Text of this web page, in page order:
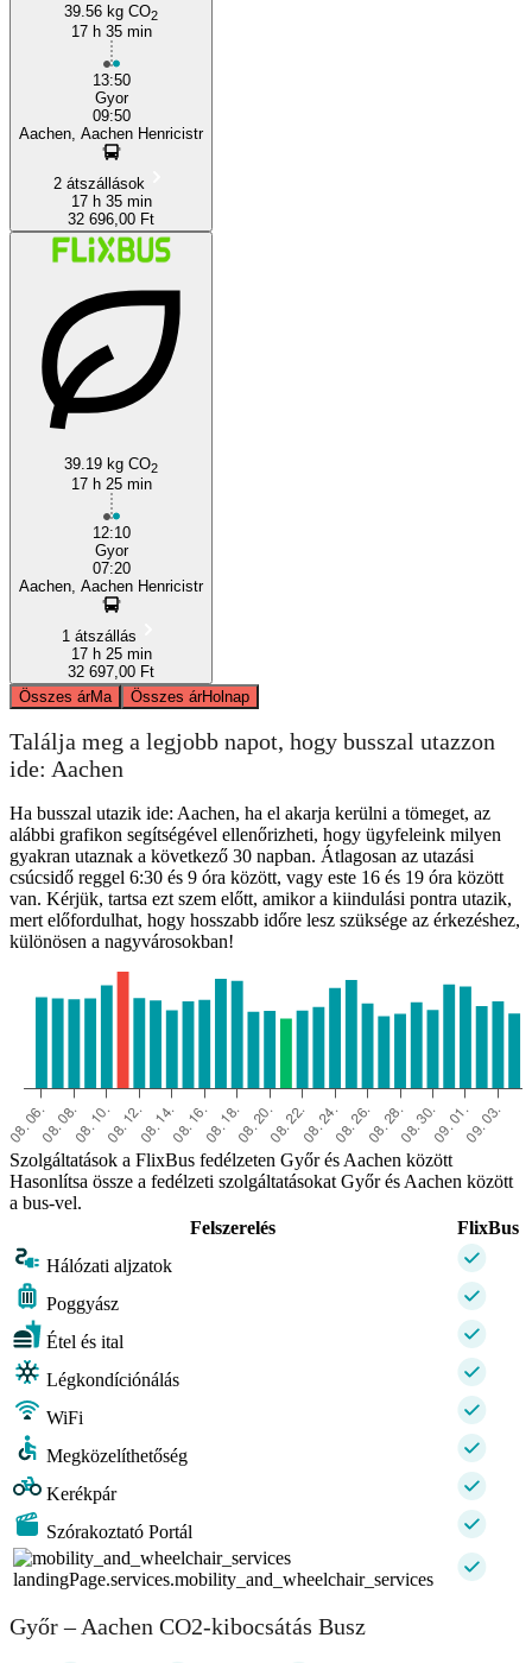
39.56 kg CO2
17 h 35 min
13:50
Gyor
09:50
Aachen, Aachen Henricistr
2 átszállások
17 h 35 min
32 696,00 Ft
39.19 kg CO2
17 h 25 min
12:10
Gyor
07:20
Aachen, Aachen Henricistr
1 átszállás
17 h 25 min
32 697,00 Ft
Összes árMa Összes árHolnap
Találja meg a legjobb napot, hogy busszal utazzon
ide: Aachen
Ha busszal utazik ide: Aachen, ha el akarja kerülni a tömeget, az
alábbi grafikon segítségével ellenőrizheti, hogy ügyfeleink milyen
gyakran utaznak a következő 30 napban. Átlagosan az utazási
csúcsidő reggel 6:30 és 9 óra között, vagy este 16 és 19 óra között
van. Kérjük, tartsa ezt szem előtt, amikor a kiindulási pontra utazik,
mert előfordulhat, hogy hosszabb időre lesz szüksége az érkezéshez,
különösen a nagyvárosokban!
Szolgáltatások a FlixBus fedélzeten Győr és Aachen között
Hasonlítsa össze a fedélzeti szolgáltatásokat Győr és Aachen között
a bus-vel.
Felszerelés
FlixBus
Hálózati aljzatok
Poggyász
Étel és ital
Légkondíciónálás
WiFi
Megközelíthetőség
Kerékpár
Szórakoztató Portál
landingPage.services.mobility_and_wheelchair_services
Győr – Aachen CO2-kibocsátás Busz